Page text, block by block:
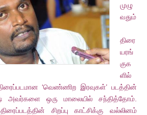
முழு
வதும்
திரை
யரங்
குக
ளில்
‘வெண்ணிற இரவுகள்’ படத்தின்
அவர்களை ஒரு மாலையில் சந்தித்தோம்.
சிறப்பு காட்சிக்கு வல்லினம்